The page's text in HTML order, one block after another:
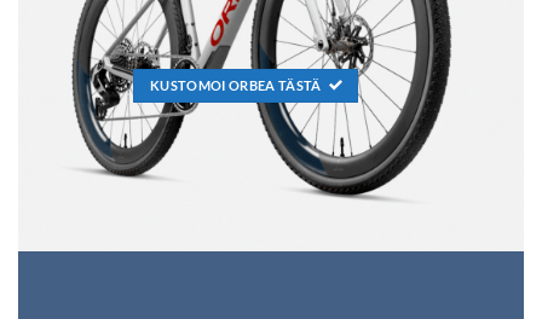
KUSTOMOI ORBEA TÄSTÄ